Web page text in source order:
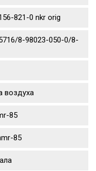
821-0 nkr orig
8-98023-050-0/8-
воздуха
85
85